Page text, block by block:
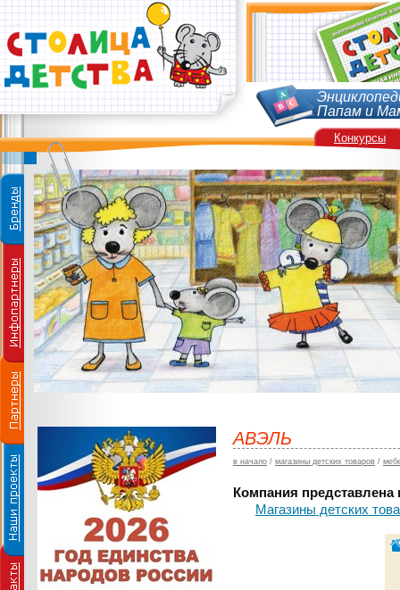
Папам и
АВЭЛЬ
в начало / магазины детских товаров /
Компания представлена
Магазины детских
Конкурсы